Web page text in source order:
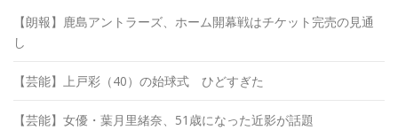
【朗報】鹿島アントラーズ、ホーム開幕戦はチケット完売の見通
し
【芸能】上戸彩（40）の始球式 ひどすぎた
【芸能】女優・葉月里緒奈、51歳になった近影が話題